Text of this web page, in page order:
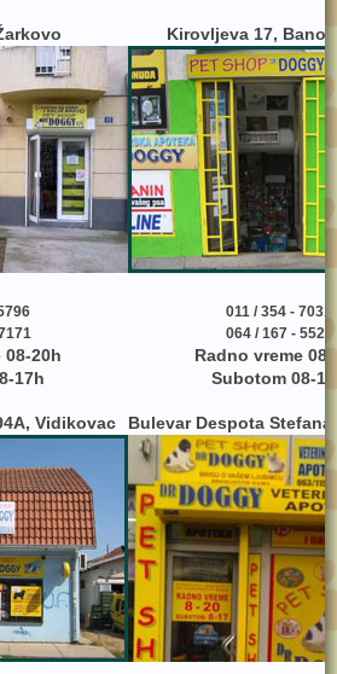
08-20h
17h
Kirovljeva 17,
011 / 354 - 7031
064 / 167 - 5525
Radno vreme
Subotom 08-
Vidikovac Bulevar Despota Stefana